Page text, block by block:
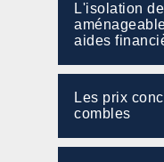
L'isolation
aides
Les prix
combles